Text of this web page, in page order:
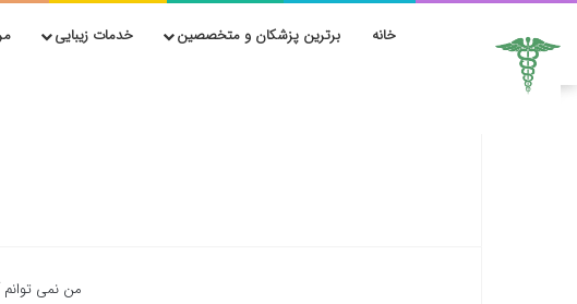
خانه برترین پزشکان و متخصصین خدمات زیبایی
من نمی توانم